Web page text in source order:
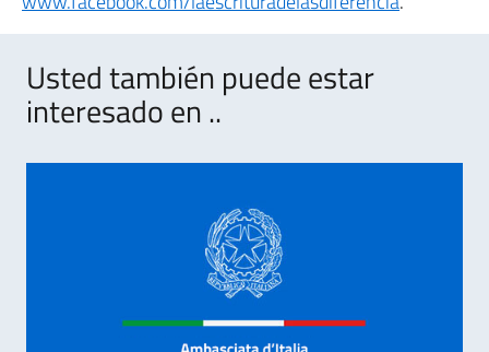
Usted también puede estar
interesado en ..